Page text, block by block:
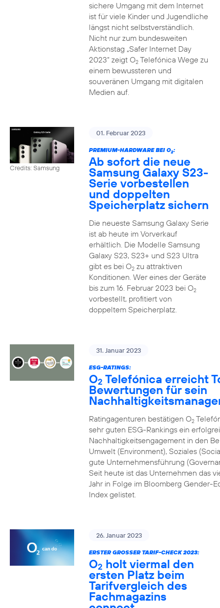
sichere Umgang mit dem Internet
ist für viele Kinder und Jugendliche
längst nicht selbstverständlich.
Nicht nur zum bundesweiten
Aktionstag „Safer Internet Day
2023“ zeigt O2Telefónica Wege zu
einem bewussteren und
souveränen Umgang mit digitalen
Medien auf.
Credits: Samsung
01. Februar 2023
PREMIUM-HARDWARE BEI O2:
Ab sofort die neue
Samsung Galaxy S23-
Serie vorbestellen
und doppelten
Speicherplatz sichern
Die neueste Samsung Galaxy Serie
ist ab heute im Vorverkauf
erhältlich. Die Modelle Samsung
Galaxy S23, S23+ und S23 Ultra
gibt es bei O2zu attraktiven
Konditionen. Wer eines der Geräte
bis zum 16. Februar 2023 bei O2
vorbestellt, profitiert von
doppeltem Speicherplatz.
31. Januar 2023
ESG-RATINGS:
O2 Telefónica erreicht
Bewertungen für sein
Ratingagenturen bestätigen O2
sehr guten ESG-Rankings ein
Nachhaltigkeitsengagement in den
Umwelt (Environment), Soziales
gute Unternehmensführung
Seit heute ist das Unternehmen das
Jahr in Folge im Bloomberg Gender-
Index gelistet.
26. Januar 2023
ERSTER GROSSER TARIF-CHECK 2023:
O2 holt viermal den
ersten Platz beim
Tarifvergleich des
Fachmagazins